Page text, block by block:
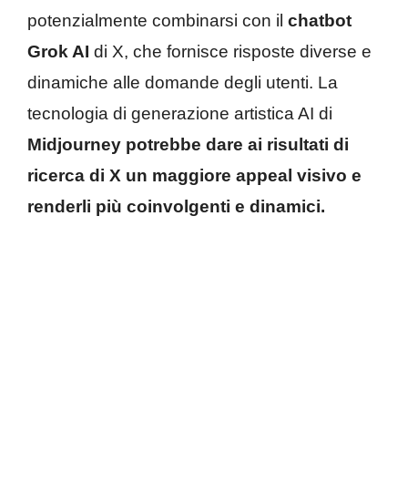
potenzialmente combinarsi con il chatbot
Grok AI di X, che fornisce risposte diverse e
dinamiche alle domande degli utenti. La
tecnologia di generazione artistica AI di
Midjourney potrebbe dare ai risultati di
ricerca di X un maggiore appeal visivo e
renderli più coinvolgenti e dinamici.